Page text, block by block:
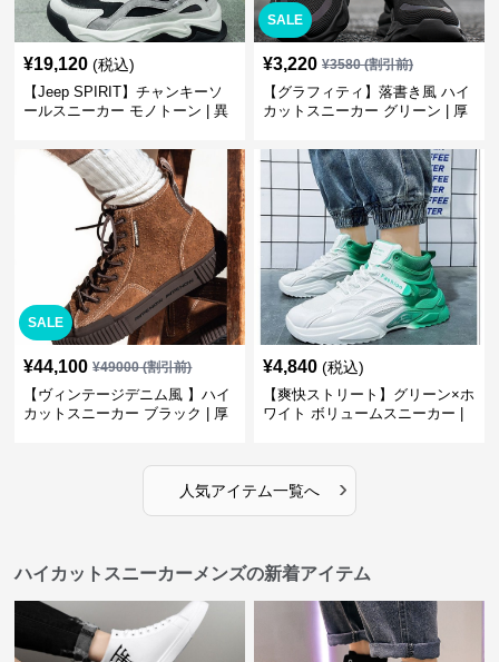
¥19,120 (税込)
【Jeep SPIRIT】チャンキーソ
ールスニーカー モノトーン | 異
SALE
¥3,220 ¥3580(割引前)
【グラフィティ】落書き風 ハイ
カットスニーカー グリーン | 厚
SALE
¥44,100 ¥49000(割引前)
【ヴィンテージデニム風 】ハイ
カットスニーカー ブラック | 厚
¥4,840 (税込)
【爽快ストリート】グリーン×ホ
ワイト ボリュームスニーカー |
人気アイテム一覧へ ›
ハイカットスニーカーメンズの新着アイテム